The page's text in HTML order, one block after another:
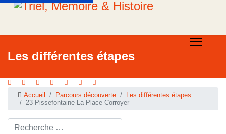
Les différentes étapes
Accueil Parcours découverte
Les différentes étapes
23-Pissefontaine-La Place Corroyer
Rechercher ...